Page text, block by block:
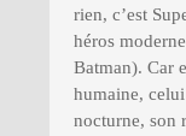
rien, c’est
héros
Batman). Car
humaine,
nocturne, son